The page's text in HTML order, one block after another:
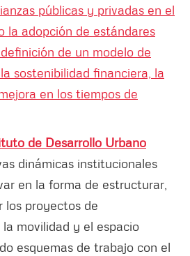
públicas y privadas en el
la adopción de estándares
de un modelo de
sostenibilidad financiera, la
en los tiempos de
de Desarrollo Urbano
dinámicas institucionales
en la forma de estructurar,
proyectos de
movilidad y el espacio
esquemas de trabajo con el